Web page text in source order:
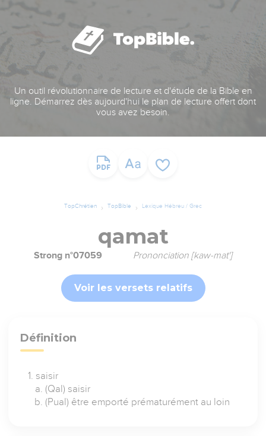
Un outil révolutionnaire de lecture et d'étude de la Bible en
ligne. Démarrez dès aujourd'hui le plan de lecture offert dont
vous avez besoin.
TopChrétien TopBible Lexique Hébreu / Grec
qamat
Strong n°07059 Prononciation [kaw-mat']
Voir les versets relatifs
Définition
saisir
(Qal) saisir
(Pual) être emporté prématurément au loin